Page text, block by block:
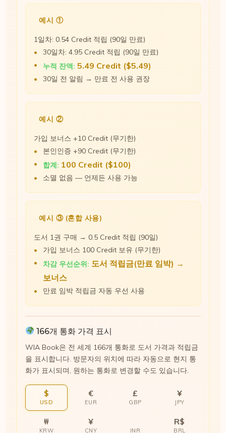
예시 ①
1일차: 0.54 Credit 적립 (90일 만료)
30일차: 4.95 Credit 적립 (90일 만료)
누적 잔액:5.49 Credit ($5.49)
30일 전 알림 → 만료 전 사용 권장
예시 ②
가입 보너스 +10 Credit (무기한)
본인인증 +90 Credit (무기한)
합계: 100 Credit ($100)
소멸 없음 — 언제든 사용 가능
예시 ③ (혼합 사용)
도서 1권 구매 → 0.5 Credit 적립 (90일)
가입 보너스 100 Credit 보유 (무기한)
차감 우선순위: 도서 적립금(만료 임박) →
보너스
만료 임박 적립금 자동 우선 사용
166개 통화 가격 표시
WIA Book은 전 세계 166개 통화로 도서 가격과 적립금
을 표시합니다. 방문자의 위치에 따라 자동으로 현지 통
화가 표시되며, 원하는 통화로 변경할 수도 있습니다.
$
USD
€
EUR
£
GBP
¥
JPY
₩
KRW
¥
CNY INR
R$
BRL